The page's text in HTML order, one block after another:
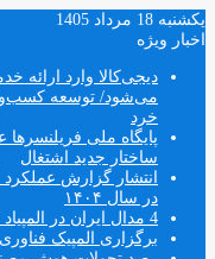
یکشنبه 18 مرداد 1405
اخبار ویژه
دیجی‌کالا وارد ارائه
می‌شود/ توسعه
خرد
ساختار جدید اشتغال
انتشار گزارش
در سال ۱۴۰۴
4 مدال ایران در المپیاد جهانی هوش مصنوعی
برگزاری المپیک فناوری ۲۰۲۶ مهرماه ۱۴۰۵ در پارک فناوری پردیس